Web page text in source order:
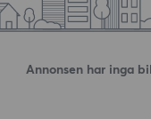
Annonsen har inga